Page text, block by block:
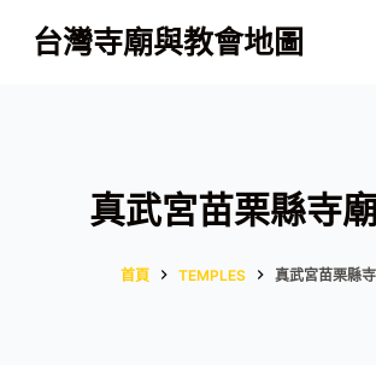
跳
至
台灣寺廟與教會地圖
真武宮苗栗縣寺
首頁 TEMPLES 真武宮苗栗縣